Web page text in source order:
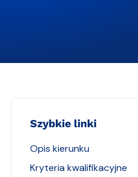
Szybkie linki
Opis kierunku
Kryteria kwalifikacyjne